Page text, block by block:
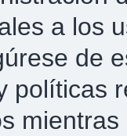
a los
de
políticas